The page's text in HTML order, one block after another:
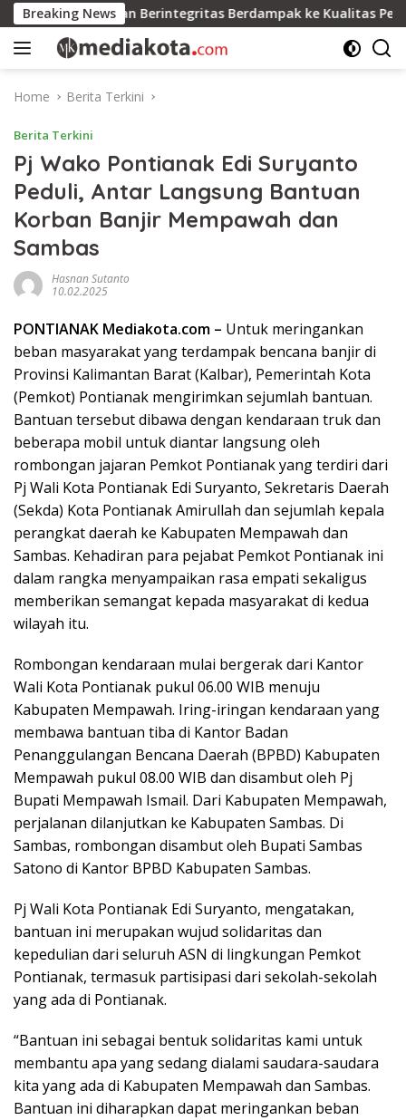
Skip
to
content
Breaking NewsBerintegritas Berdampak ke Kualitas Pelayanan
Home Berita Terkini
Berita Terkini
Pj Wako Pontianak Edi Suryanto
Peduli, Antar Langsung Bantuan
Korban Banjir Mempawah dan
Sambas
Hasnan Sutanto
10.02.2025
PONTIANAK Mediakota.com – Untuk meringankan
beban masyarakat yang terdampak bencana banjir di
Provinsi Kalimantan Barat (Kalbar), Pemerintah Kota
(Pemkot) Pontianak mengirimkan sejumlah bantuan.
Bantuan tersebut dibawa dengan kendaraan truk dan
beberapa mobil untuk diantar langsung oleh
rombongan jajaran Pemkot Pontianak yang terdiri dari
Pj Wali Kota Pontianak Edi Suryanto, Sekretaris Daerah
(Sekda) Kota Pontianak Amirullah dan sejumlah kepala
perangkat daerah ke Kabupaten Mempawah dan
Sambas. Kehadiran para pejabat Pemkot Pontianak ini
dalam rangka menyampaikan rasa empati sekaligus
memberikan semangat kepada masyarakat di kedua
wilayah itu.
Rombongan kendaraan mulai bergerak dari Kantor
Wali Kota Pontianak pukul 06.00 WIB menuju
Kabupaten Mempawah. Iring-iringan kendaraan yang
membawa bantuan tiba di Kantor Badan
Penanggulangan Bencana Daerah (BPBD) Kabupaten
Mempawah pukul 08.00 WIB dan disambut oleh Pj
Bupati Mempawah Ismail. Dari Kabupaten Mempawah,
perjalanan dilanjutkan ke Kabupaten Sambas. Di
Sambas, rombongan disambut oleh Bupati Sambas
Satono di Kantor BPBD Kabupaten Sambas.
Pj Wali Kota Pontianak Edi Suryanto, mengatakan,
bantuan ini merupakan wujud solidaritas dan
kepedulian dari seluruh ASN di lingkungan Pemkot
Pontianak, termasuk partisipasi dari sekolah-sekolah
yang ada di Pontianak.
“Bantuan ini sebagai bentuk solidaritas kami untuk
membantu apa yang sedang dialami saudara-saudara
kita yang ada di Kabupaten Mempawah dan Sambas.
Bantuan ini diharapkan dapat meringankan beban